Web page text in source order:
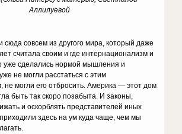
Аллилуевой
совсем из другого мира, который даже
считала своим и где интернационализм и
уже сделались нормой мышления и
не могли расстаться с этим
не могли его отбросить. Америка — этот дом
быть так скоро позабыта. И законы,
и оскорблять представителей иных
здесь на ум куда чаще, чем мы